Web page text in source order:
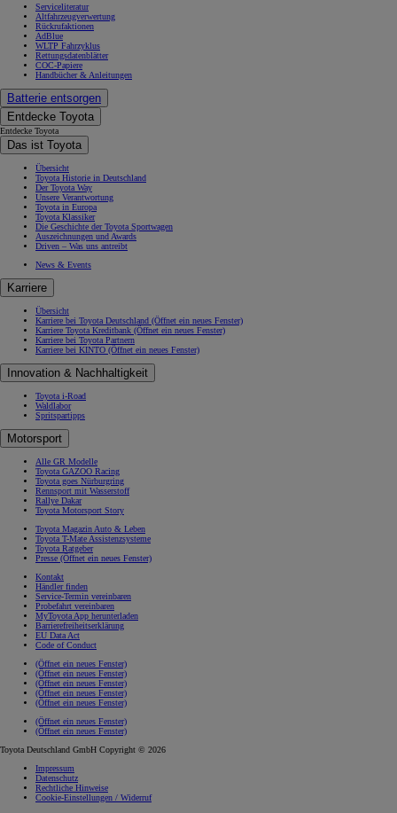
Serviceliteratur
Altfahrzeugverwertung
Rückrufaktionen
AdBlue
WLTP Fahrzyklus
Rettungsdatenblätter
COC-Papiere
Handbücher & Anleitungen
Batterie entsorgen
Entdecke Toyota
Entdecke Toyota
Das ist Toyota
Übersicht
Toyota Historie in Deutschland
Der Toyota Way
Unsere Verantwortung
Toyota in Europa
Toyota Klassiker
Die Geschichte der Toyota Sportwagen
Auszeichnungen und Awards
Driven – Was uns antreibt
News & Events
Karriere
Übersicht
Karriere bei Toyota Deutschland (Öffnet ein neues Fenster)
Karriere Toyota Kreditbank (Öffnet ein neues Fenster)
Karriere bei Toyota Partnern
Karriere bei KINTO (Öffnet ein neues Fenster)
Innovation & Nachhaltigkeit
Toyota i-Road
Waldlabor
Spritspartipps
Motorsport
Alle GR Modelle
Toyota GAZOO Racing
Toyota goes Nürburgring
Rennsport mit Wasserstoff
Rallye Dakar
Toyota Motorsport Story
Toyota Magazin Auto & Leben
Toyota T-Mate Assistenzsysteme
Toyota Ratgeber
Presse (Öffnet ein neues Fenster)
Kontakt
Händler finden
Service-Termin vereinbaren
Probefahrt vereinbaren
MyToyota App herunterladen
Barrierefreiheitserklärung
EU Data Act
Code of Conduct
(Öffnet ein neues Fenster)
(Öffnet ein neues Fenster)
(Öffnet ein neues Fenster)
(Öffnet ein neues Fenster)
(Öffnet ein neues Fenster)
(Öffnet ein neues Fenster)
(Öffnet ein neues Fenster)
Toyota Deutschland GmbH Copyright © 2026
Impressum
Datenschutz
Rechtliche Hinweise
Cookie-Einstellungen / Widerruf